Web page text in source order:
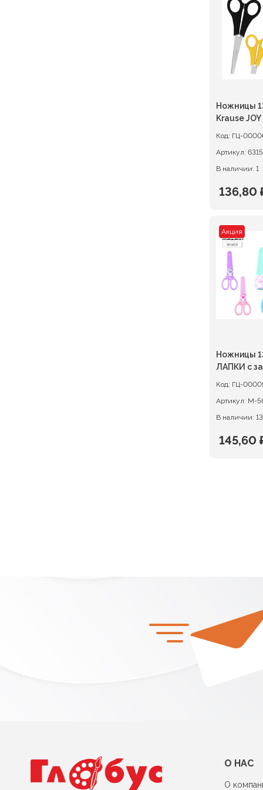
124,00 ₽.
Ножницы
Krause
Код: ГЦ-
Артикул:
В наличии: 1
171,00
136,80
Текущая
136,80 ₽.
Акция
Ножницы
ЛАПКИ с
Код: ГЦ-
Артикул:
В наличии: 13
145,60
Текущая
О НАС
О